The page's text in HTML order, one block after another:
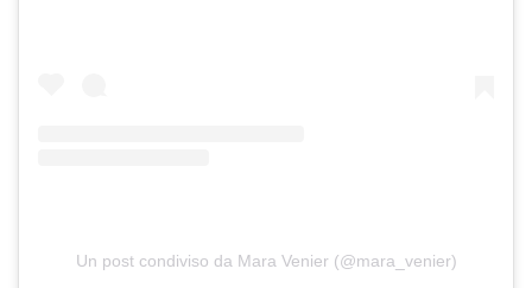
Un post condiviso da Mara Venier (@mara_venier)